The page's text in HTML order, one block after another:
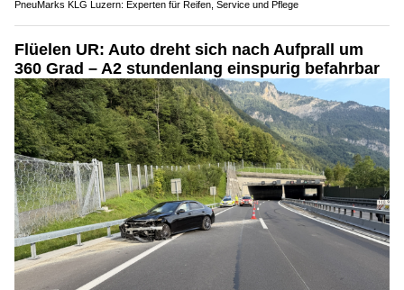
PneuMarks KLG Luzern: Experten für Reifen, Service und Pflege
Flüelen UR: Auto dreht sich nach Aufprall um
360 Grad – A2 stundenlang einspurig befahrbar